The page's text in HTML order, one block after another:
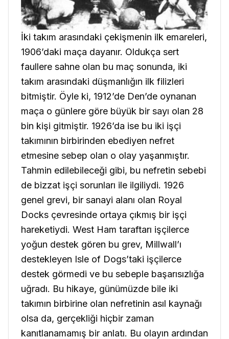
İki takım arasındaki çekişmenin ilk emareleri,
1906’daki maça dayanır. Oldukça sert
faullere sahne olan bu maç sonunda, iki
takım arasındaki düşmanlığın ilk filizleri
bitmiştir. Öyle ki, 1912’de Den’de oynanan
maça o günlere göre büyük bir sayı olan 28
bin kişi gitmiştir. 1926’da ise bu iki işçi
takımının birbirinden ebediyen nefret
etmesine sebep olan o olay yaşanmıştır.
Tahmin edilebileceği gibi, bu nefretin sebebi
de bizzat işçi sorunları ile ilgiliydi. 1926
genel grevi, bir sanayi alanı olan Royal
Docks çevresinde ortaya çıkmış bir işçi
hareketiydi. West Ham taraftarı işçilerce
yoğun destek gören bu grev, Millwall’ı
destekleyen Isle of Dogs’taki işçilerce
destek görmedi ve bu sebeple başarısızlığa
uğradı. Bu hikaye, günümüzde bile iki
takımın birbirine olan nefretinin asıl kaynağı
olsa da, gerçekliği hiçbir zaman
kanıtlanamamış bir anlatı. Bu olayın ardından